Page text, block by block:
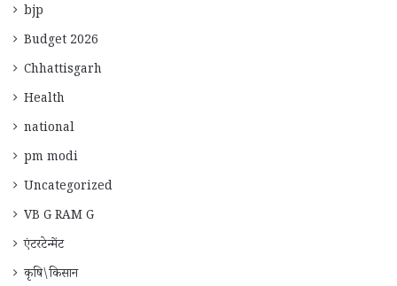
bjp
Budget 2026
Chhattisgarh
Health
national
pm modi
Uncategorized
VB G RAM G
एंटरटेन्मेंट
कृषि\किसान